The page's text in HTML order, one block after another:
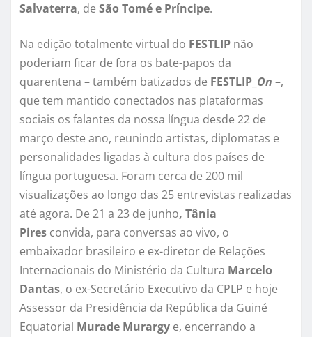
Salvaterra, de São Tomé e Príncipe.
Na edição totalmente virtual do FESTLIP não
poderiam ficar de fora os bate-papos da
quarentena – também batizados de FESTLIP_ On –,
que tem mantido conectados nas plataformas
sociais os falantes da nossa língua desde 22 de
março deste ano, reunindo artistas, diplomatas e
personalidades ligadas à cultura dos países de
língua portuguesa. Foram cerca de 200 mil
visualizações ao longo das 25 entrevistas realizadas
até agora. De 21 a 23 de junho, Tânia
Pires convida, para conversas ao vivo, o
embaixador brasileiro e ex-diretor de Relações
Internacionais do Ministério da Cultura Marcelo
Dantas, o ex-Secretário Executivo da CPLP e hoje
Assessor da Presidência da República da Guiné
Equatorial Murade Murargy e, encerrando a